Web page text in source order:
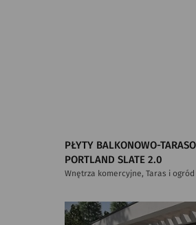
PŁYTY BALKONOWO-
PORTLAND SLATE 2.0
Wnętrza komercyjne, Taras i ogród